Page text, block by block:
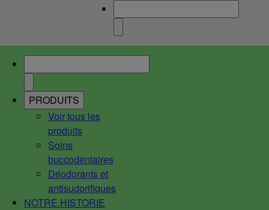
PRODUITS
Voir tous les
produits
Soins
buccodentaires
Déodorants et
antisudorifiques
NOTRE HISTORIE